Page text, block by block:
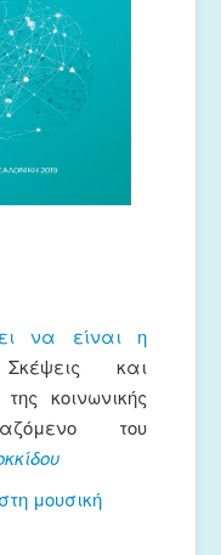
να είναι η
και
κοινωνικής
του
μουσική